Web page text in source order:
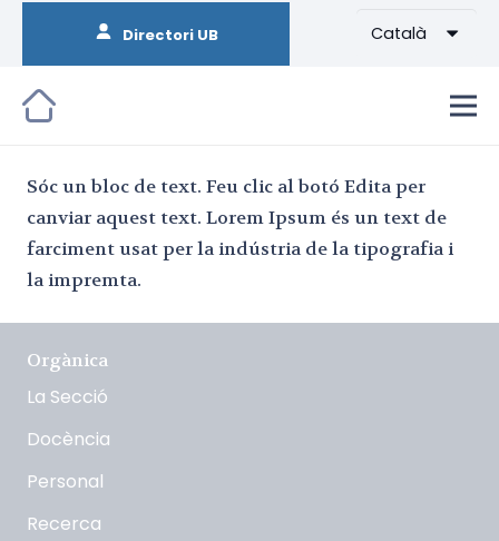
Directori UB Català
Sóc un bloc de text. Feu clic al botó Edita per
canviar aquest text. Lorem Ipsum és un text de
farciment usat per la indústria de la tipografia i
la impremta.
Orgànica
La Secció
Docència
Personal
Recerca